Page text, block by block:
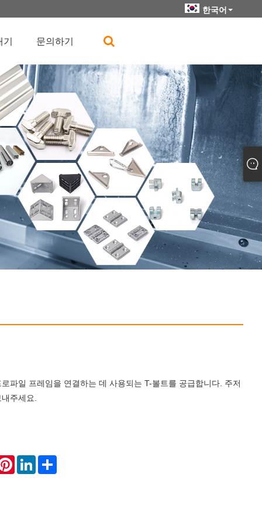
한국어
문의하기
파일 프레임을 연결하는 데 사용되는 T-볼트를 공급합니다. 주저
주세요.
PinterestLinkedIn